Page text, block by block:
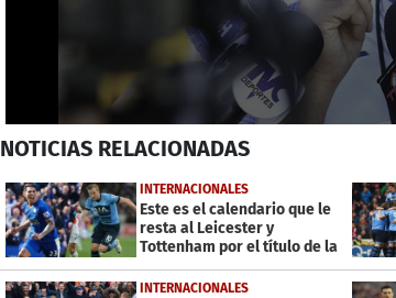
seconds
1
minute,
48
secondsVolume
0%
NOTICIAS RELACIONADAS
INTERNACIONALES
Este es el calendario que le
resta al Leicester y
Tottenham por el título de la
Premier
INTERNACIONALES